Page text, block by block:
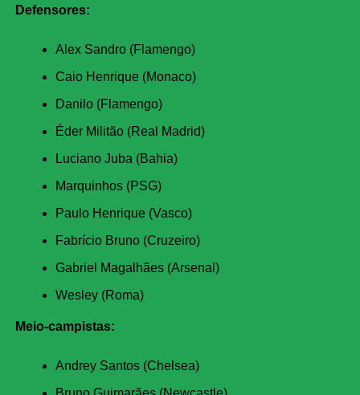
Defensores:
Alex Sandro (Flamengo)
Caio Henrique (Monaco)
Danilo (Flamengo)
Éder Militão (Real Madrid)
Luciano Juba (Bahia)
Marquinhos (PSG)
Paulo Henrique (Vasco)
Fabrício Bruno (Cruzeiro)
Gabriel Magalhães (Arsenal)
Wesley (Roma)
Meio-campistas:
Andrey Santos (Chelsea)